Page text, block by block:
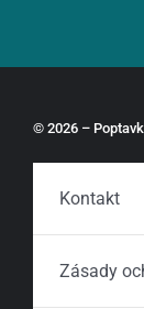
© 2026 –
Kontakt
Zásady